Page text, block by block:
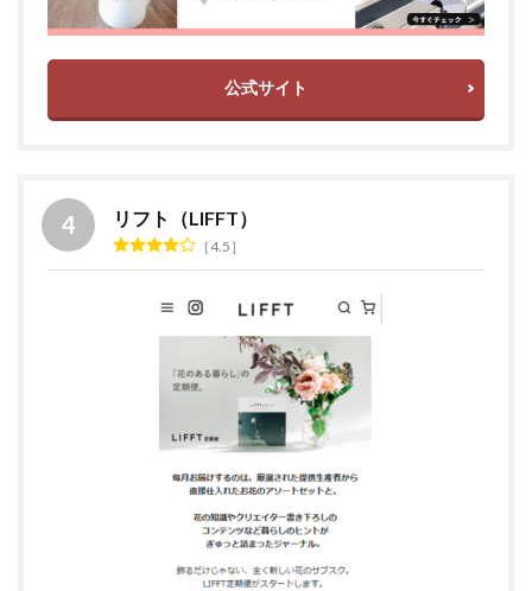
公式サイト
リフト（LIFFT）
4.5